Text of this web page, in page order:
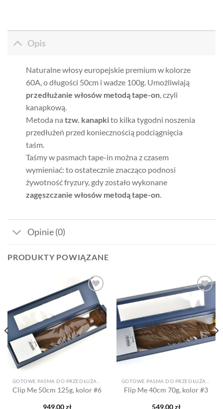
Opis
Naturalne włosy europejskie premium w kolorze
60A, o długości 50cm i wadze 100g. Umożliwiają
przedłużanie włosów metodą tape-on, czyli
kanapkową.
Metoda na tzw. kanapkito kilka tygodni noszenia
przedłużeń przed koniecznością podciągnięcia
taśm.
Taśmy w pasmach tape-in można z czasem
wymieniać: to ostatecznie znacząco podnosi
żywotność fryzury, gdy zostało wykonane
zagęszczanie włosów metodą tape-on.
Opinie (0)
PRODUKTY POWIĄZANE
Dodaj
do listy
życzeń
Clip Me 50cm 125g, kolor #6
949,00zł
Dodaj
do listy
życzeń
Flip Me 40cm 70g, kolor #3
549,00zł